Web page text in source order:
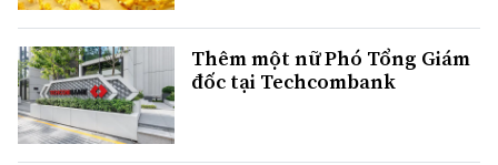
Thêm một nữ Phó Tổng Giám
đốc tại Techcombank